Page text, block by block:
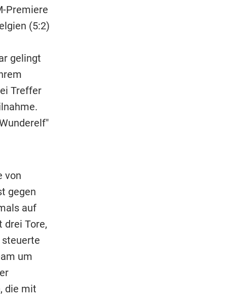
Premiere
(5:2)
gelingt
Treffer
von
gegen
auf
drei Tore,
um
die mit